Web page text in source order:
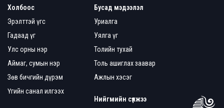
Холбоос
Эрэлттэй үгс
Гадаад үг
Улс орны нэр
Аймаг, сумын нэр
Зөв бичгийн дүрэм
Үгийн санал илгээх
Бусад мэдээлэл
Уриалга
Уялга үг
Толийн тухай
Толь ашиглах заавар
Ажлын хэсэг
Нийгмийн сүлжээ